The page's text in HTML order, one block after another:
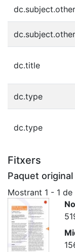
dc.subject.other
dc.subject.other
dc.title
dc.type
dc.type
Fitxers
Paquet original
Mostrant 1 - 1 de